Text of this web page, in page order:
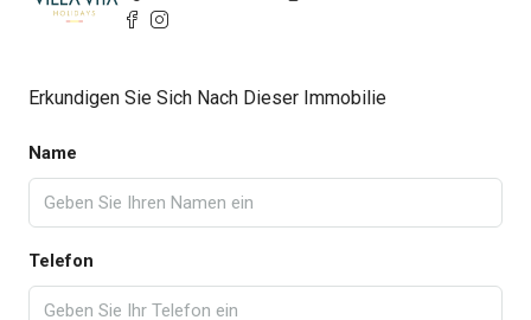
Erkundigen Sie Sich Nach Dieser Immobilie
Name
Telefon